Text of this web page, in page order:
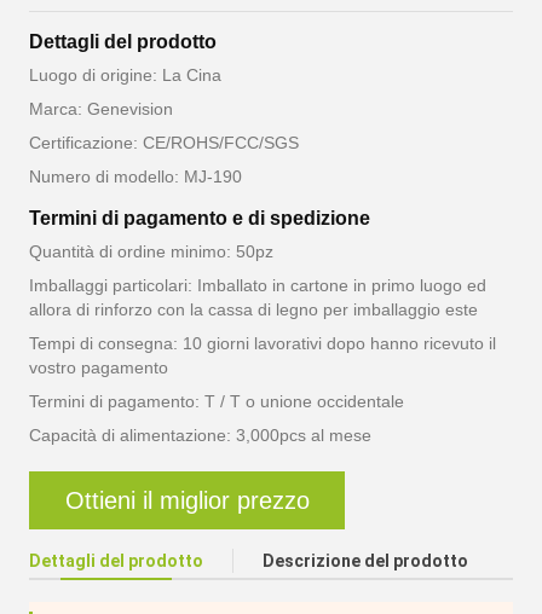
Dettagli del prodotto
Luogo di origine: La Cina
Marca: Genevision
Certificazione: CE/ROHS/FCC/SGS
Numero di modello: MJ-190
Termini di pagamento e di spedizione
Quantità di ordine minimo: 50pz
Imballaggi particolari: Imballato in cartone in primo luogo ed
allora di rinforzo con la cassa di legno per imballaggio este
Tempi di consegna: 10 giorni lavorativi dopo hanno ricevuto il
vostro pagamento
Termini di pagamento: T / T o unione occidentale
Capacità di alimentazione: 3,000pcs al mese
Ottieni il miglior prezzo
Dettagli del prodotto Descrizione del prodotto